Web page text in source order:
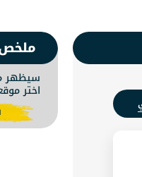
سيظهر
اختر